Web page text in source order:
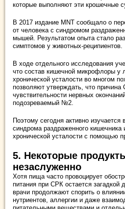
которые выполняют эти крошечные
В 2017 издание MNT сообщало о
от человека с синдромом
мышей. Результатом опыта стало
симптомов у животных-реципиентов.
В ходе отдельного исследования
что состав кишечной микрофлоры
хронической усталости во многом
позволяют утверждать, что причина
чувствительности нервных
подозреваемый №2.
Поэтому сегодня активно изучается
синдрома раздраженного
хронической усталости с помощью
5. Некоторые
незаслуженно
Хотя пища часто провоцирует
питания при СРК остается
врачи продолжают спорить о
нутриентов, аллергии и даже